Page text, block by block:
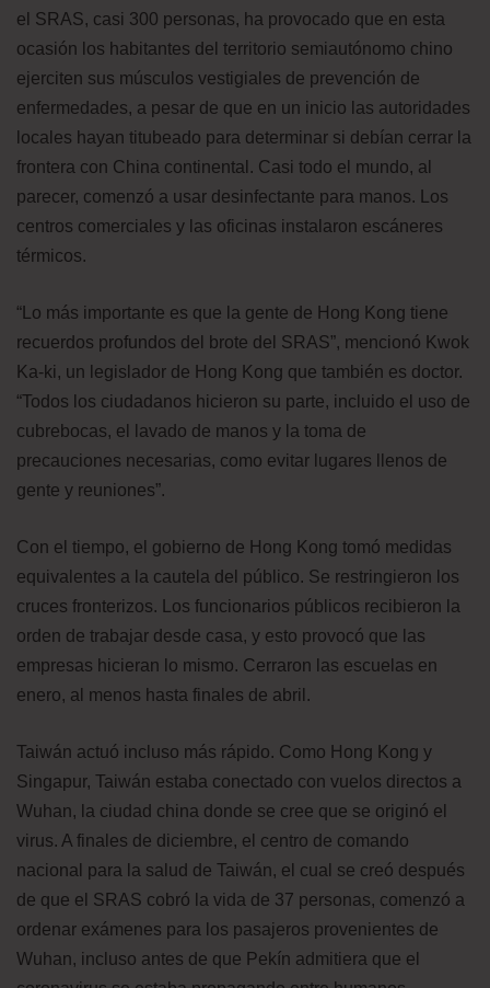
el SRAS, casi 300 personas, ha provocado que en esta
ocasión los habitantes del territorio semiautónomo chino
ejerciten sus músculos vestigiales de prevención de
enfermedades, a pesar de que en un inicio las autoridades
locales hayan titubeado para determinar si debían cerrar la
frontera con China continental. Casi todo el mundo, al
parecer, comenzó a usar desinfectante para manos. Los
centros comerciales y las oficinas instalaron escáneres
térmicos.
“Lo más importante es que la gente de Hong Kong tiene
recuerdos profundos del brote del SRAS”, mencionó Kwok
Ka-ki, un legislador de Hong Kong que también es doctor.
“Todos los ciudadanos hicieron su parte, incluido el uso de
cubrebocas, el lavado de manos y la toma de
precauciones necesarias, como evitar lugares llenos de
gente y reuniones”.
Con el tiempo, el gobierno de Hong Kong tomó medidas
equivalentes a la cautela del público. Se restringieron los
cruces fronterizos. Los funcionarios públicos recibieron la
orden de trabajar desde casa, y esto provocó que las
empresas hicieran lo mismo. Cerraron las escuelas en
enero, al menos hasta finales de abril.
Taiwán actuó incluso más rápido. Como Hong Kong y
Singapur, Taiwán estaba conectado con vuelos directos a
Wuhan, la ciudad china donde se cree que se originó el
virus. A finales de diciembre, el centro de comando
nacional para la salud de Taiwán, el cual se creó después
de que el SRAS cobró la vida de 37 personas, comenzó a
ordenar exámenes para los pasajeros provenientes de
Wuhan, incluso antes de que Pekín admitiera que el